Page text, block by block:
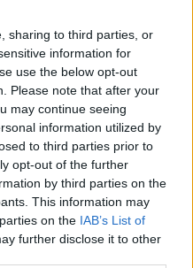
sharing to third parties, or
information for
use the below opt-out
Please note that after your
may continue seeing
information utilized by
to third parties prior to
opt-out of the further
by third parties on the
This information may
on the IAB’s List of
further disclose it to other
liberato dal quadro
elettrico sistemato
di Palazzo
medievali, è stato
della nuova ala